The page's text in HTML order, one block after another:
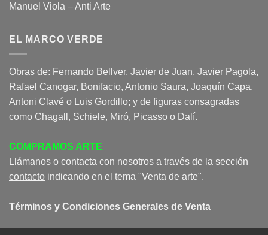
Manuel Viola – Anti Arte
EL MARCO VERDE
Obras de: Fernando Bellver, Javier de Juan, Javier Pagola,
Rafael Canogar, Bonifacio, Antonio Saura, Joaquín Capa,
Antoni Clavé o Luis Gordillo; y de figuras consagradas
como Chagall, Schiele, Miró, Picasso o Dalí.
COMPRAMOS ARTE
Llámanos o contacta con nosotros a través de la sección
contacto indicando en el tema "Venta de arte".
Términos y Condiciones Generales de Venta